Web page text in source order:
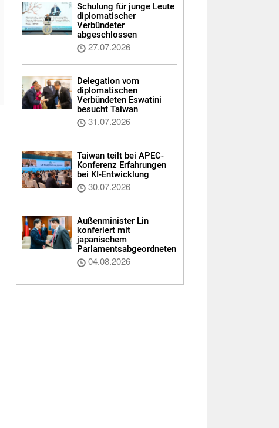
Schulung für junge Leute
diplomatischer
Verbündeter
abgeschlossen
27.07.2026
Delegation vom
diplomatischen
Verbündeten Eswatini
besucht Taiwan
31.07.2026
Taiwan teilt bei APEC-
Konferenz Erfahrungen
bei KI-Entwicklung
30.07.2026
Außenminister Lin
konferiert mit
japanischem
Parlamentsabgeordneten
04.08.2026